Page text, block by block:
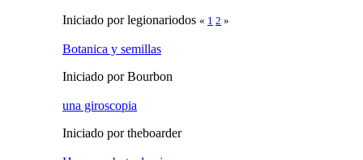
Iniciado por legionariodos « 1 2 »
Botanica y semillas
Iniciado por Bourbon
una giroscopia
Iniciado por theboarder